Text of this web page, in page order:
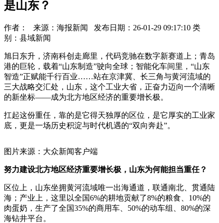
是山东？
作者： 来源：海报新闻 发布日期：26-01-29 09:17:10 类
别：县域新闻
旭日东升，济南科创走廊里，代码竞驰在数字新赛道上；青岛
港的巨轮，载着“山东制造”驶向全球；智能化车间里，“山东
智造”正赋能千行百业……站在京津冀、长三角与黄河流域的
三大战略交汇处，山东，这个工业大省，正奋力迈向一个清晰
的新坐标——成为北方地区经济的重要增长极。
扛起这份重任，靠的是它得天独厚的区位，是它厚实的工业家
底，更是一场历史积淀与时代机遇的“双向奔赴”。
图片来源：大众新闻客户端
努力建设北方地区经济重要增长极，山东为何能担当重任？
区位上，山东坐拥黄河流域唯一出海通道，联通南北、贯通陆
海；产业上，这里以全国6%的耕地贡献了8%的粮食、10%的
肉蛋奶，生产了全国35%的商用车、50%的动车组、80%的深
海钻井平台。